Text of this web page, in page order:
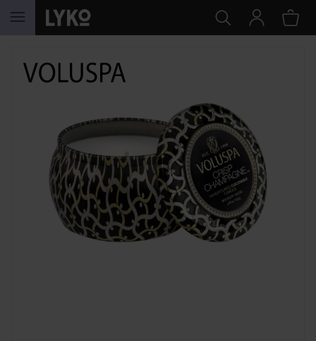
HOPPA TILL INNEHÅLLET